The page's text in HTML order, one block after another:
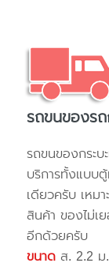
รถขนของรถ
รถขนของกระ
บริการทั้งแบบ
เดียวครับ เห
สินค้า ของไม่เ
อีกด้วยครับ
ขนาด ส. 2.2